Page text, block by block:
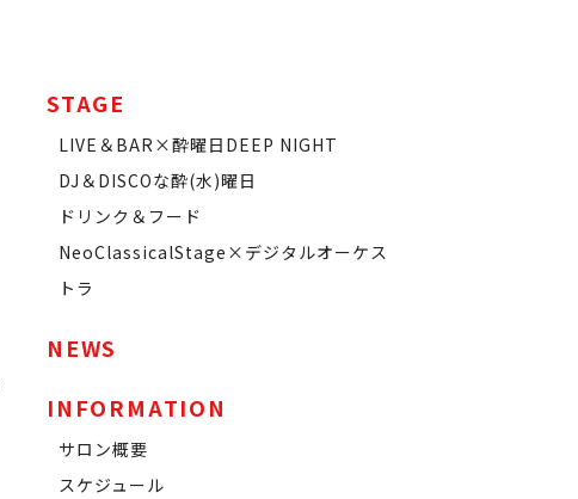
STAGE
LIVE＆BAR×酔曜日DEEP NIGHT
DJ＆DISCOな酔(水)曜日
ドリンク＆フード
NeoClassicalStage×デジタルオーケス
トラ
NEWS
INFORMATION
サロン概要
スケジュール